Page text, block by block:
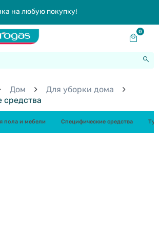
на любую покупку!
0
Дом
Для уборки дома
средства
пола и мебели Специфические средства